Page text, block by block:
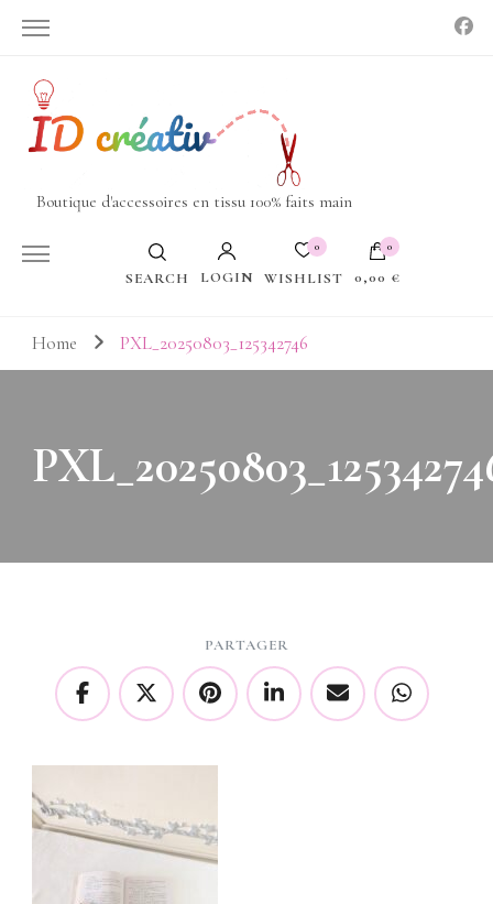
Boutique d'accessoires en tissu 100% faits main
SEARCH LOGIN
0
WISHLIST
0
0,00 €
Votre panier est vide.
Home PXL_20250803_125342746
PARTAGER